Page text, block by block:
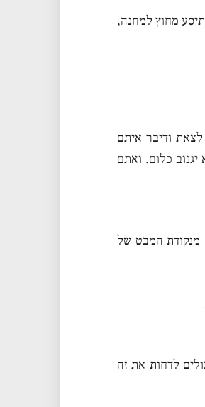
מחוץ למחנה,
ודיבר איתם
כלום. ואתם
מנקודת המבט של
לדחות את זה